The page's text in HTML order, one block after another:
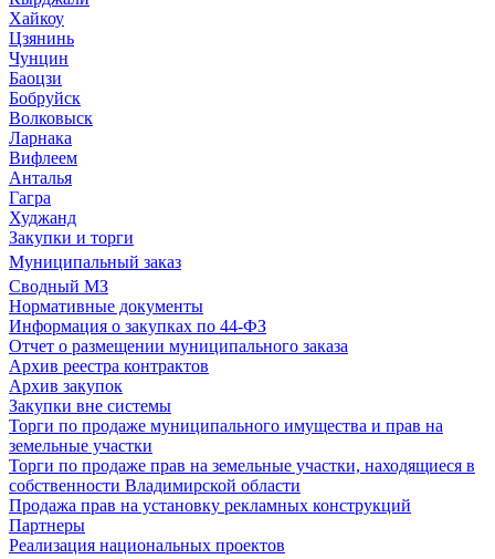
Хайкоу
Цзянинь
Чунцин
Баоцзи
Бобруйск
Волковыск
Ларнака
Вифлеем
Анталья
Гагра
Худжанд
Закупки и торги
Муниципальный заказ
Сводный МЗ
Нормативные документы
Информация о закупках по 44-ФЗ
Отчет о размещении муниципального заказа
Архив реестра контрактов
Архив закупок
Закупки вне системы
Торги по продаже муниципального имущества и прав на
земельные участки
Торги по продаже прав на земельные участки, находящиеся в
собственности Владимирской области
Продажа прав на установку рекламных конструкций
Партнеры
Реализация национальных проектов